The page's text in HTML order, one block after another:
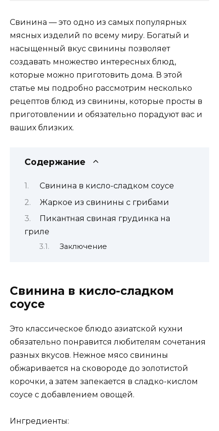
Свинина — это одно из самых популярных
мясных изделий по всему миру. Богатый и
насыщенный вкус свинины позволяет
создавать множество интересных блюд,
которые можно приготовить дома. В этой
статье мы подробно рассмотрим несколько
рецептов блюд из свинины, которые просты в
приготовлении и обязательно порадуют вас и
ваших близких.
Содержание
Свинина в кисло-сладком соусе
Жаркое из свинины с грибами
Пикантная свиная грудинка на
гриле
Заключение
Свинина в кисло-сладком
соусе
Это классическое блюдо азиатской кухни
обязательно понравится любителям сочетания
разных вкусов. Нежное мясо свинины
обжаривается на сковороде до золотистой
корочки, а затем запекается в сладко-кислом
соусе с добавлением овощей.
Ингредиенты: